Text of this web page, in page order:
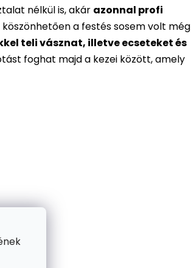
nélkül is, akár azonnal profi
a festés sosem volt még
teli vásznat, illetve ecseteket és
foghat majd a kezei között, amely